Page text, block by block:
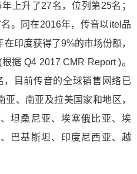
上升了27名，位列第25名；
。同在2016年，传音以itel品
印度获得了9%的市场份额，
据 Q4 2017 CMR Report )。
目前传音的全球销售网络已
、南亚及拉美国家和地区，
坦桑尼亚、埃塞俄比亚、埃
巴基斯坦、印度尼西亚、越